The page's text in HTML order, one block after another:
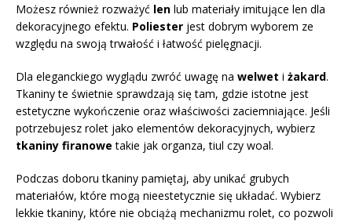
Możesz również rozważyć len lub materiały imitujące len dla
dekoracyjnego efektu. Poliester jest dobrym wyborem ze
względu na swoją trwałość i łatwość pielęgnacji.
Dla eleganckiego wyglądu zwróć uwagę na welwet i żakard.
Tkaniny te świetnie sprawdzają się tam, gdzie istotne jest
estetyczne wykończenie oraz właściwości zaciemniające. Jeśli
potrzebujesz rolet jako elementów dekoracyjnych, wybierz
tkaniny firanowe takie jak organza, tiul czy woal.
Podczas doboru tkaniny pamiętaj, aby unikać grubych
materiałów, które mogą nieestetycznie się układać. Wybierz
lekkie tkaniny, które nie obciążą mechanizmu rolet, co pozwoli